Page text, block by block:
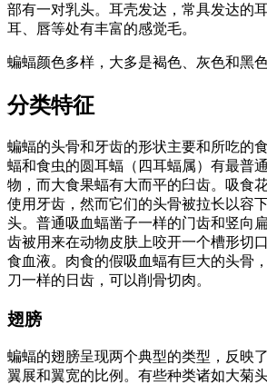
部有一对乳头。耳壳发达，常具发达的
耳、唇等处有丰富的感觉毛。
蝙蝠颜色多样，大多是褐色、灰色和黑色
分类特征
蝙蝠的头骨和牙齿的形状主要和所吃的
蝠和食虫的圆耳蝠（四耳蝠属）有最普
物，而大食果蝠有大而平的臼齿。吸食
使用牙齿，然而它们的头骨被拉长以容
头。普通吸血蝠凿子一样的门齿和竖向
齿被用来在动物皮肤上咬开一个槽形切
食血液。肉食的假吸血蝠有巨大的头骨
刀一样的日齿，可以削骨切肉。
翅膀
蝙蝠的翅膀呈现两个典型的类型，反映
翼展和翼宽的比例。有些种类诸如大菊